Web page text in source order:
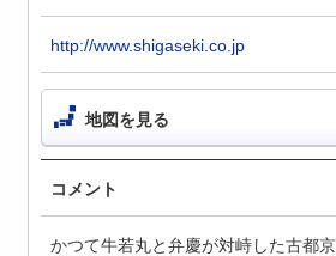
http://www.shigaseki.co.jp
地図を見る
コメント
かつて牛若丸と弁慶が対峙した古都